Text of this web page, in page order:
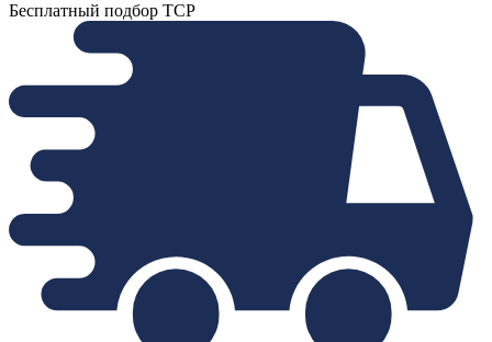
Бесплатный подбор ТСР